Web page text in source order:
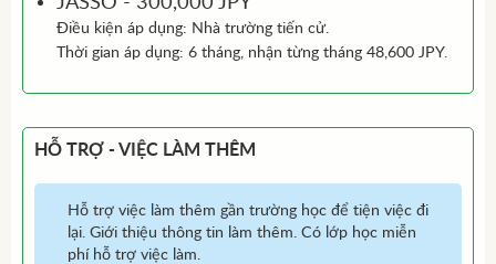
Điều kiện áp dụng: Nhà trường tiến cử.
Thời gian áp dụng: 6 tháng, nhận từng tháng 48,600 JPY.
HỖ TRỢ - VIỆC LÀM THÊM
Hỗ trợ việc làm thêm gần trường học để tiện việc đi
lại. Giới thiệu thông tin làm thêm. Có lớp học miễn
phí hỗ trợ việc làm.